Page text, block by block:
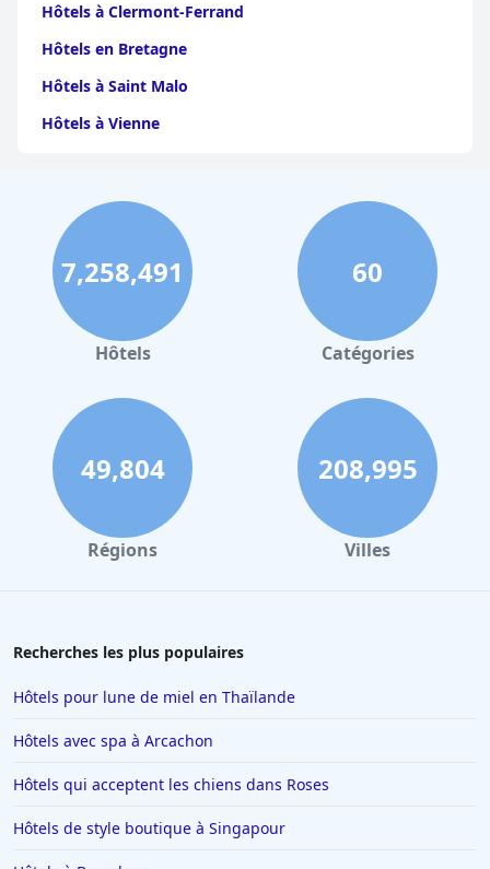
Hôtels à Clermont-Ferrand
Hôtels en Bretagne
Hôtels à Saint Malo
Hôtels à Vienne
Hôtels à Perpignan
Hôtels au Grand-Bornand
Hôtels à Strasbourg
Hôtels à Valence
Hôtels à Gerardmer
Hôtels à Narbonne
Hôtels à Bordeaux
Hôtels à Chambord
Hôtels à Madrid
Hôtels à Porto-Vecchio
Hôtels à Beauval
Hôtels à Thoiry
Hôtels à Orléans
7,258,491
Hôtels
60
Catégories
49,804
Régions
208,995
Villes
Recherches les plus populaires
Hôtels pour lune de miel en Thaïlande
Hôtels avec spa à Arcachon
Hôtels qui acceptent les chiens dans Roses
Hôtels de style boutique à Singapour